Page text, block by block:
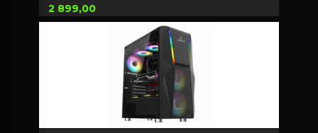
Pris
2 899,00